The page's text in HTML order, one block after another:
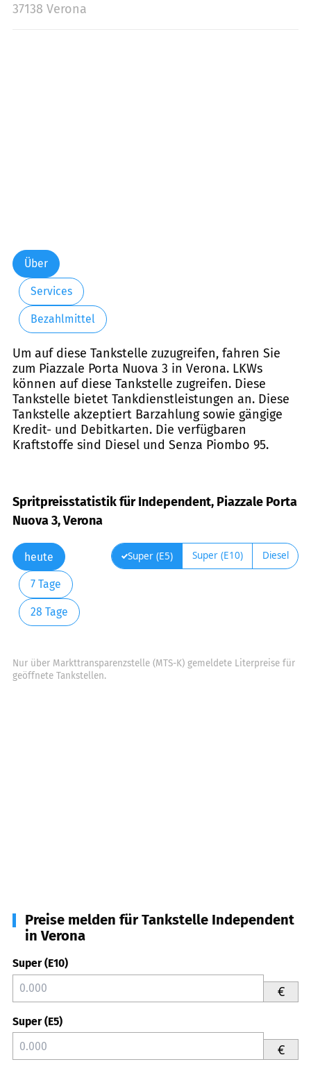
37138 Verona
Über
Services
Bezahlmittel
Um auf diese Tankstelle zuzugreifen, fahren Sie
zum Piazzale Porta Nuova 3 in Verona. LKWs
können auf diese Tankstelle zugreifen. Diese
Tankstelle bietet Tankdienstleistungen an. Diese
Tankstelle akzeptiert Barzahlung sowie gängige
Kredit- und Debitkarten. Die verfügbaren
Kraftstoffe sind Diesel und Senza Piombo 95.
Spritpreisstatistik für Independent, Piazzale Porta
Nuova 3, Verona
heute
7 Tage
28 Tage
Super (E5) Super (E10) Diesel
Nur über Markttransparenzstelle (MTS-K) gemeldete Literpreise für
geöffnete Tankstellen.
Preise melden für Tankstelle Independent
in Verona
Super (E10)
€
Super (E5)
€